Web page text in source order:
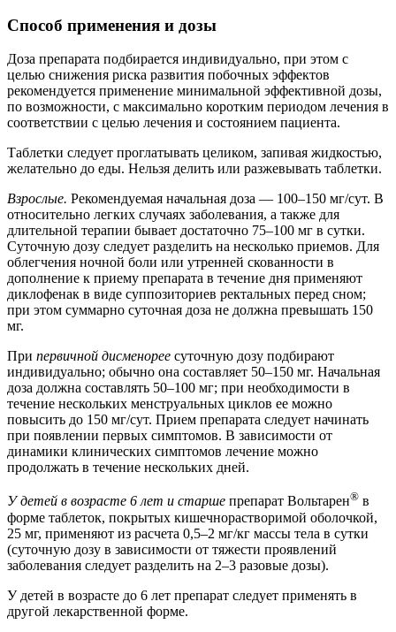
Способ применения и дозы
Доза препарата подбирается индивидуально, при этом с
целью снижения риска развития побочных эффектов
рекомендуется применение минимальной эффективной дозы,
по возможности, с максимально коротким периодом лечения в
соответствии с целью лечения и состоянием пациента.
Таблетки следует проглатывать целиком, запивая жидкостью,
желательно до еды. Нельзя делить или разжевывать таблетки.
Взрослые. Рекомендуемая начальная доза — 100–150 мг/сут. В
относительно легких случаях заболевания, а также для
длительной терапии бывает достаточно 75–100 мг в сутки.
Суточную дозу следует разделить на несколько приемов. Для
облегчения ночной боли или утренней скованности в
дополнение к приему препарата в течение дня применяют
диклофенак в виде суппозиториев ректальных перед сном;
при этом суммарно суточная доза не должна превышать 150
мг.
При первичной дисменорее суточную дозу подбирают
индивидуально; обычно она составляет 50–150 мг. Начальная
доза должна составлять 50–100 мг; при необходимости в
течение нескольких менструальных циклов ее можно
повысить до 150 мг/сут. Прием препарата следует начинать
при появлении первых симптомов. В зависимости от
динамики клинических симптомов лечение можно
продолжать в течение нескольких дней.
У детей в возрасте 6 лет и старше препарат Вольтарен® в
форме таблеток, покрытых кишечнорастворимой оболочкой,
25 мг, применяют из расчета 0,5–2 мг/кг массы тела в сутки
(суточную дозу в зависимости от тяжести проявлений
заболевания следует разделить на 2–3 разовые дозы).
У детей в возрасте до 6 лет препарат следует применять в
другой лекарственной форме.